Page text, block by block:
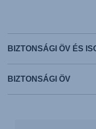
BIZTONSÁGI ÖV ÉS
BIZTONSÁGI ÖV